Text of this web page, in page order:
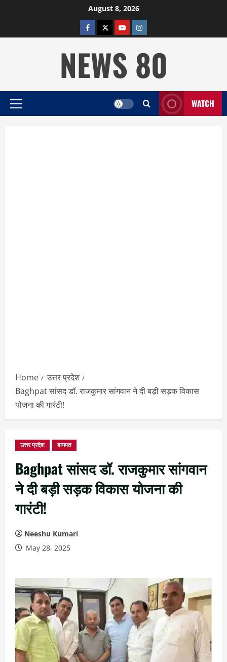
August 8, 2026
facebooktwitterYOUTUBE
instagram
NEWS 80
Primary
WATCH
Home
उत्तर प्रदेश
Baghpat सांसद डॉ. राजकुमार सांगवान ने दी बड़ी सड़क विकास
योजना की गारंटी!
उत्तर प्रदेश बागपत
Baghpat सांसद डॉ. राजकुमार सांगवान
ने दी बड़ी सड़क विकास योजना की
गारंटी!
Neeshu Kumari
May 28, 2025